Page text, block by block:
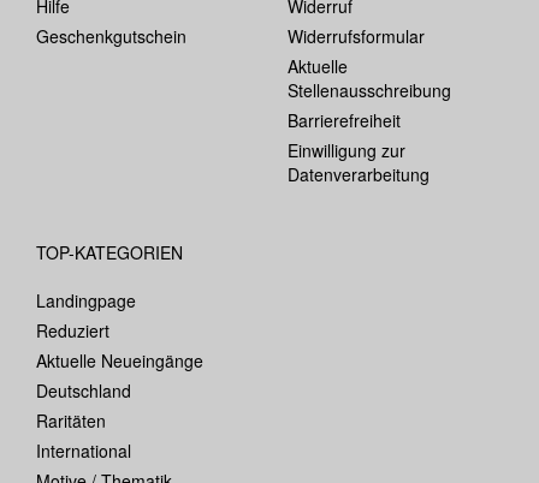
Hilfe
Geschenkgutschein
Widerruf
Widerrufsformular
Aktuelle
Stellenausschreibung
Barrierefreiheit
Einwilligung zur
Datenverarbeitung
TOP-KATEGORIEN
Landingpage
Reduziert
Aktuelle Neueingänge
Deutschland
Raritäten
International